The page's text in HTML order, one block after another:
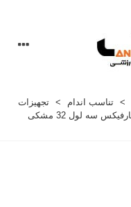
> تناسب اندام > تجهیزات
میل بارفیکس سه لول 32 مشکی